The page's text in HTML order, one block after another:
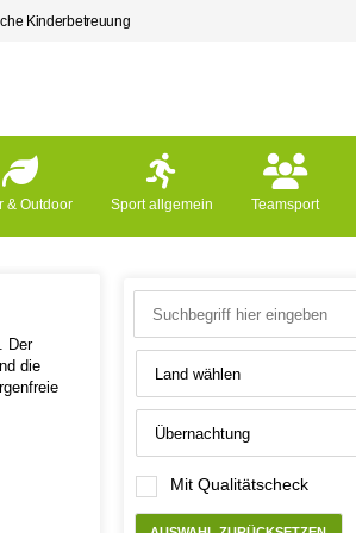
Kinderbetreuung
& Outdoor Sport allgemein Teamsport
Der
die
Mit Qualitätscheck